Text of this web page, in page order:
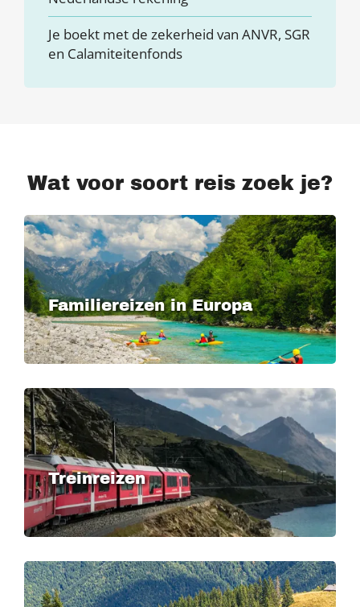
Je boekt met de zekerheid van ANVR, SGR
en Calamiteitenfonds
Wat voor soort reis zoek je?
Familiereizen in Europa
Treinreizen